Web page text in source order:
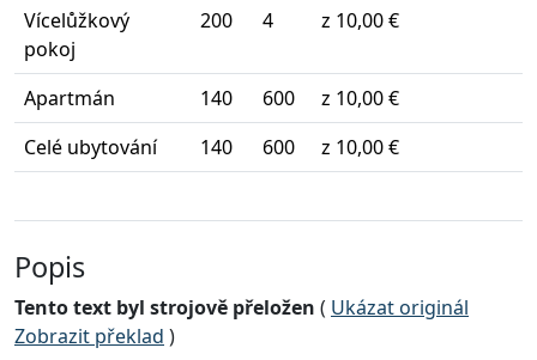
Vícelůžkový
pokoj
200 4 z 10,00 €
Apartmán 140 600
z 10,00 €
Celé ubytování
140 600 z 10,00 €
Popis
Tento text byl strojově přeložen ( Ukázat originál
Zobrazit překlad )